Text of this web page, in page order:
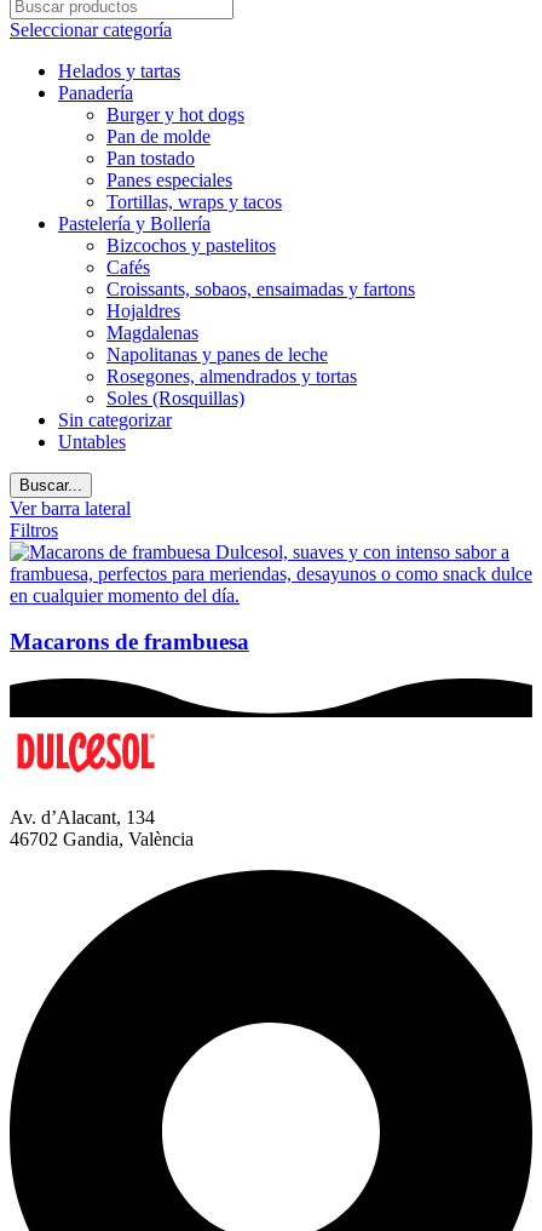
Seleccionar categoría
Helados y tartas
Panadería
Burger y hot dogs
Pan de molde
Pan tostado
Panes especiales
Tortillas, wraps y tacos
Pastelería y Bollería
Bizcochos y pastelitos
Cafés
Croissants, sobaos, ensaimadas y fartons
Hojaldres
Magdalenas
Napolitanas y panes de leche
Rosegones, almendrados y tortas
Soles (Rosquillas)
Sin categorizar
Untables
Buscar...
Ver barra lateral
Filtros
Macarons de frambuesa
Av. d’Alacant, 134
46702 Gandia, València